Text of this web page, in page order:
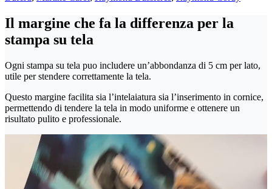
Il margine che fa la differenza per la
stampa su tela
Ogni stampa su tela puo includere un’abbondanza di 5 cm per lato,
utile per stendere correttamente la tela.
Questo margine facilita sia l’intelaiatura sia l’inserimento in cornice,
permettendo di tendere la tela in modo uniforme e ottenere un
risultato pulito e professionale.